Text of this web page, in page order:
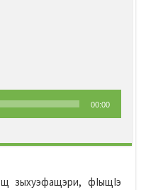
00:00
зыхуэфащэри, фIыщIэ